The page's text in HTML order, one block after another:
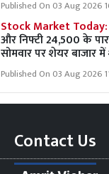
Published On 03 Aug 2026
Stock Market Today:
और निफ्टी 24,500 के
सोमवार पर शेयर बाजार
Published On 03 Aug 2026
Contact Us